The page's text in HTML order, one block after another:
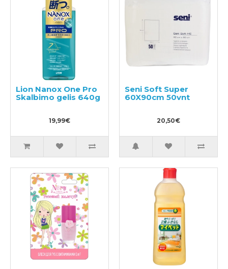
Lion Nanox One Pro
Skalbimo gelis 640g
19,99€
Seni Soft Super
60X90cm 50vnt
20,50€